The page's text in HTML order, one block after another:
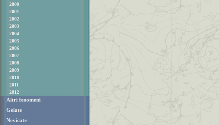
2000
2001
2002
2003
2004
2005
2006
2007
2008
2009
2010
2011
2012
Altri fenomeni
Gelate
Nevicate